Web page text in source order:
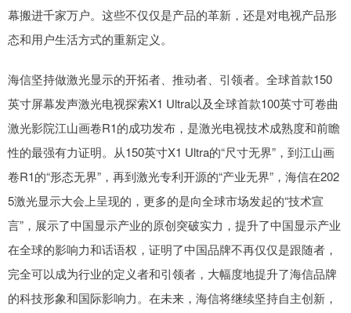
幕搬进千家万户。这些不仅仅是产品的革新，还是对电视产品形
态和用户生活方式的重新定义。
海信坚持做激光显示的开拓者、推动者、引领者。全球首款150
英寸屏幕发声激光电视探索X1 Ultra以及全球首款100英寸可卷曲
激光影院江山画卷R1的成功发布，是激光电视技术成熟度和前瞻
性的最强有力证明。从150英寸X1 Ultra的“尺寸无界”，到江山画
卷R1的“形态无界”，再到激光专利开源的“产业无界”，海信在202
5激光显示大会上呈现的，更多的是向全球市场发起的“技术宣
言”，展示了中国显示产业的原创突破实力，提升了中国显示产业
在全球的影响力和话语权，证明了中国品牌不再仅仅是跟随者，
完全可以成为行业的定义者和引领者，大幅度地提升了海信品牌
的科技形象和国际影响力。在未来，海信将继续坚持自主创新，